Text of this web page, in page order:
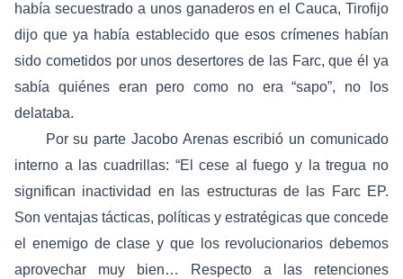
había secuestrado a unos ganaderos en el Cauca, Tirofijo
dijo que ya había establecido que esos crímenes habían
sido cometidos por unos desertores de las Farc, que él ya
sabía quiénes eran pero como no era “sapo”, no los
delataba.
Por su parte Jacobo Arenas escribió un comunicado
interno a las cuadrillas: “El cese al fuego y la tregua no
significan inactividad en las estructuras de las Farc EP.
Son ventajas tácticas, políticas y estratégicas que concede
el enemigo de clase y que los revolucionarios debemos
aprovechar muy bien… Respecto a las retenciones